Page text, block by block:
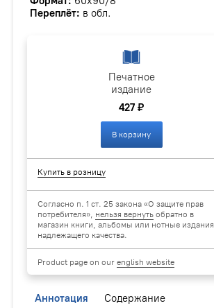
Переплёт: в обл.
Печатное
издание
427 ₽
В корзину
Купить в розницу
Согласно п. 1 ст. 25 закона «О защите прав
потребителя», нельзя вернуть обратно в
магазин книги, альбомы или нотные издания
надлежащего качества.
Product page on ourenglish website
Аннотация Содержание